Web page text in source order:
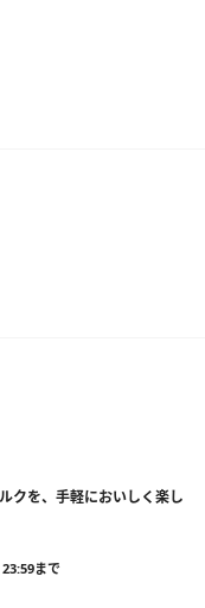
クを、手軽においしく楽し
まで